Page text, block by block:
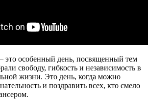
это особенный день, посвященный тем
свободу, гибкость и независимость в
жизни. Это день, когда можно
и поздравить всех, кто смело